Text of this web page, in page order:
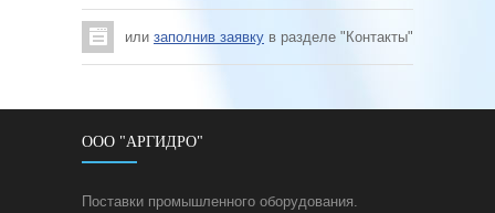
или заполнив заявку в разделе "Контакты"
ООО "АРГИДРО"
Поставки промышленного оборудования.